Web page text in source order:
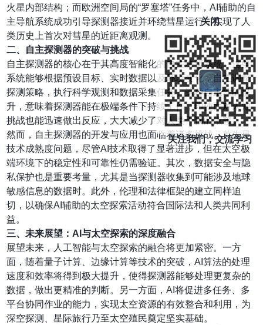
火星内部结构；而欧洲空间局的“罗塞塔”任务中，AI辅助的自
主导航系统成功引导探测器接近并环绕彗星运行，实现了人
类历史上首次对彗星的近距离观测。
二、自主探测器的突破与挑战
自主探测器的核心在于其高度智能化的自主决策系统。这些
系统能够根据预设目标、实时数据以及环境变化，自主调整
探测策略，执行科学观测和数据采集任务。这种自主性的提
升，意味着探测器能在极端条件下持续工作，即使面对未知
挑战也能迅速做出反应，大大减少了对人类干预的依赖。
然而，自主探测器的开发与应用也面临着诸多挑战。首先是
技术成熟度问题，尽管AI技术取得了显著进步，但在太空极
端环境下的稳定性和可靠性仍需验证。其次，数据安全与隐
私保护也是重要考量，尤其是当探测器收集到可能涉及地球
敏感信息的数据时。此外，伦理和法律框架的建立同样迫
切，以确保AI辅助的太空探索活动符合国际法和人类共同利
益。
三、未来展望：AI与太空探索的深度融合
展望未来，人工智能与太空探索的融合将更加紧密。一方
面，随着量子计算、边缘计算等技术的突破，AI算法的处理
速度和效率将得到极大提升，使得探测器能够处理更复杂的
数据，做出更精准的判断。另一方面，AI将促进多任务、多
平台协同作业的能力，实现太空资源的有效整合和利用，为
深空探测、星际旅行乃至太空殖民奠定坚实基础。
关闭
关注我们，交流学习